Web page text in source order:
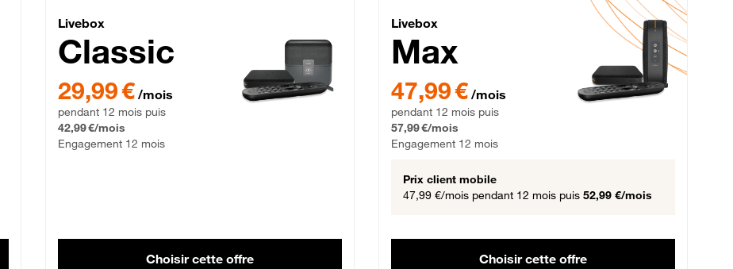
Lite Fibre
Livebox Classic Fibre
Livebox
Classic
29,99 € par mois pendant 12 mois puis 42,99 € par mois, Engagement 12 mois
29,99 € /mois
pendant 12 mois puis
42,99 €/mois
Engagement 12 mois
Choisir cette offre
Livebox Max Fibre
Livebox
Max
47,99 € par mois pendant 12 mois puis 57,99 € par mois,
47,99 € /mois
pendant 12 mois puis
57,99 €/mois
Engagement 12 mois
Prix client mobile
47,99 €/mois pendant 12 mois puis 52,99 €/mois
Choisir cette offre